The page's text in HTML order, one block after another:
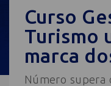
Curso
Turismo
marca
Número supera